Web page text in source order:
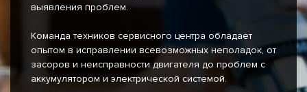
выявления проблем.
Команда техников сервисного центра обладает
опытом в исправлении всевозможных неполадок, от
засоров и неисправности двигателя до проблем с
аккумулятором и электрической системой.